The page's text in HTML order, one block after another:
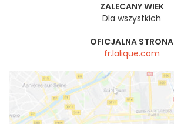
ZALECANY WIEK
Dla wszystkich
OFICJALNA STRONA
fr.lalique.com